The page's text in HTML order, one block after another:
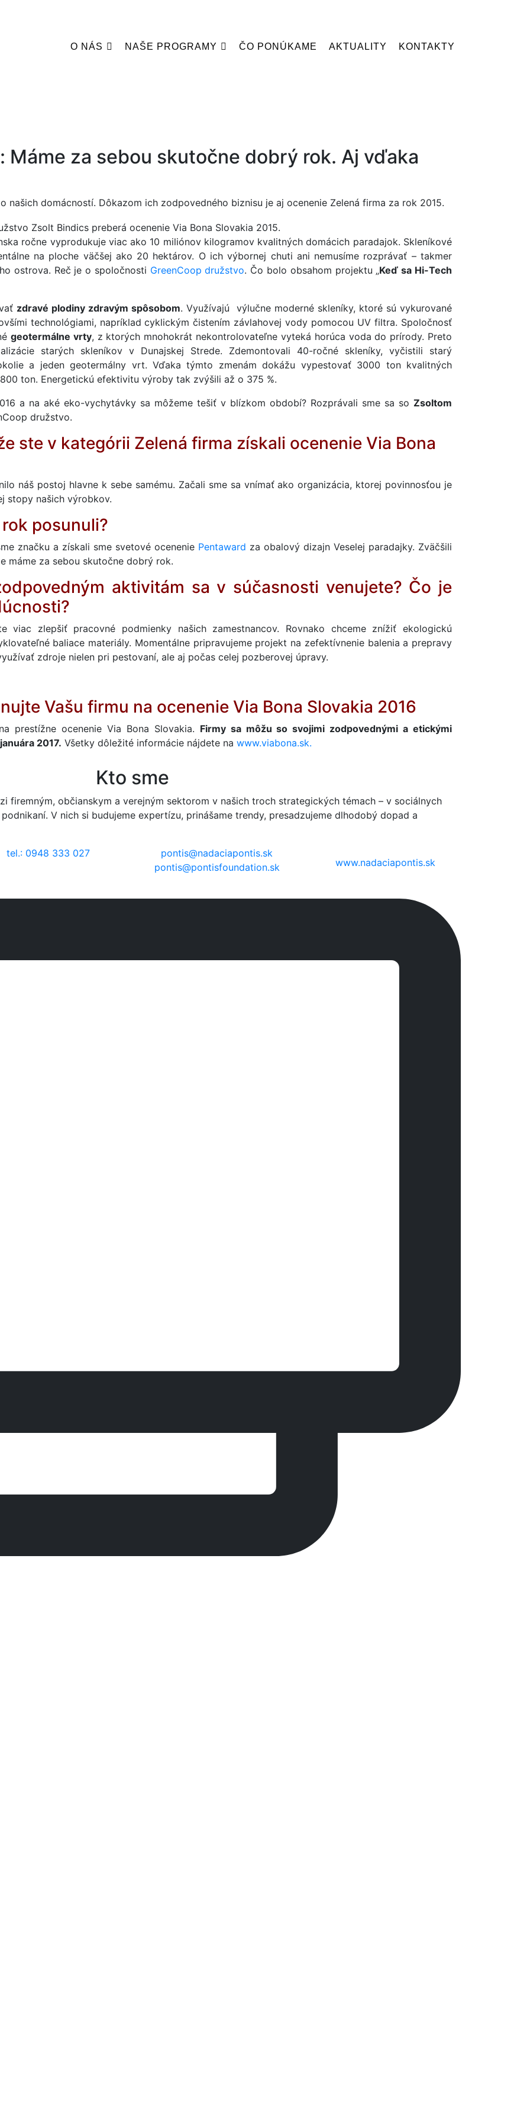
O NÁS NAŠE PROGRAMY ČO PONÚKAME AKTUALITY KONTAKTY
Máme za sebou skutočne dobrý rok. Aj vďaka
našich domácností. Dôkazom ich zodpovedného biznisu je aj ocenenie Zelená firma za rok 2015.
ročne vyprodukuje viac ako 10 miliónov kilogramov kvalitných domácich paradajok. Skleníkové
na ploche väčšej ako 20 hektárov. O ich výbornej chuti ani nemusíme rozprávať – takmer
ostrova. Reč je o spoločnosti GreenCoop družstvo. Čo bolo obsahom projektu „Keď sa Hi-Tech
zdravé plodiny zdravým spôsobom. Využívajú výlučne moderné skleníky, ktoré sú vykurované
technológiami, napríklad cyklickým čistením závlahovej vody pomocou UV filtra. Spoločnosť
geotermálne vrty, z ktorých mnohokrát nekontrolovateľne vyteká horúca voda do prírody. Preto
starých skleníkov v Dunajskej Strede. Zdemontovali 40-ročné skleníky, vyčistili starý
a jeden geotermálny vrt. Vďaka týmto zmenám dokážu vypestovať 3000 ton kvalitných
ton. Energetickú efektivitu výroby tak zvýšili až o 375 %.
a na aké eko-vychytávky sa môžeme tešiť v blízkom období? Rozprávali sme sa so Zsoltom
družstvo.
ste v kategórii Zelená firma získali ocenenie Via Bona
náš postoj hlavne k sebe samému. Začali sme sa vnímať ako organizácia, ktorej povinnosťou je
stopy našich výrobkov.
posunuli?
značku a získali sme svetové ocenenie Pentaward za obalový dizajn Veselej paradajky. Zväčšili
máme za sebou skutočne dobrý rok.
aktivitám sa v súčasnosti venujete? Čo je
viac zlepšiť pracovné podmienky našich zamestnancov. Rovnako chceme znížiť ekologickú
baliace materiály. Momentálne pripravujeme projekt na zefektívnenie balenia a prepravy
zdroje nielen pri pestovaní, ale aj počas celej pozberovej úpravy.
Vašu firmu na ocenenie Via Bona Slovakia 2016
prestížne ocenenie Via Bona Slovakia. Firmy sa môžu so svojimi zodpovednými a etickými
2017. Všetky dôležité informácie nájdete na www.viabona.sk.
Kto sme
firemným, občianskym a verejným sektorom v našich troch strategických témach – v sociálnych
V nich si budujeme expertízu, prinášame trendy, presadzujeme dlhodobý dopad a
tel.: 0948 333 027
pontis@nadaciapontis.sk
pontis@pontisfoundation.sk
www.nadaciapontis.sk